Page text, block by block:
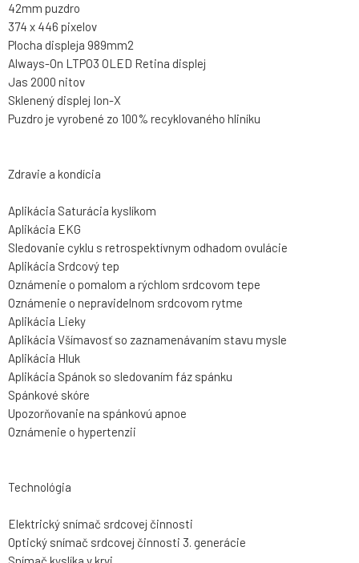
42mm puzdro
374 x 446 pixelov
Plocha displeja 989mm2
Always-On LTPO3 OLED Retina displej
Jas 2000 nitov
Sklenený displej Ion-X
Puzdro je vyrobené zo 100% recyklovaného hliníku
Zdravie a kondícia
Aplikácia Saturácia kyslíkom
Aplikácia EKG
Sledovanie cyklu s retrospektívnym odhadom ovulácie
Aplikácia Srdcový tep
Oznámenie o pomalom a rýchlom srdcovom tepe
Oznámenie o nepravidelnom srdcovom rytme
Aplikácia Lieky
Aplikácia Všímavosť so zaznamenávaním stavu mysle
Aplikácia Hluk
Aplikácia Spánok so sledovaním fáz spánku
Spánkové skóre
Upozorňovanie na spánkovú apnoe
Oznámenie o hypertenzii
Technológia
Elektrický snímač srdcovej činnosti
Optický snímač srdcovej činnosti 3. generácie